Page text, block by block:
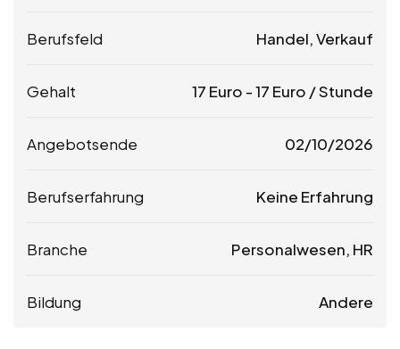
Berufsfeld Handel, Verkauf
Gehalt 17 Euro -17 Euro / Stunde
Angebotsende 02/10/2026
Berufserfahrung Keine Erfahrung
Branche Personalwesen, HR
Bildung Andere